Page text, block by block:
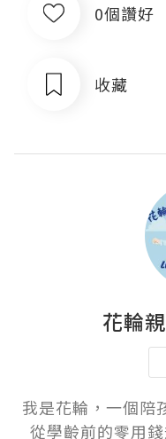
0個讚好
收藏
花輪
我是花輪，一個陪
從學齡前的零用